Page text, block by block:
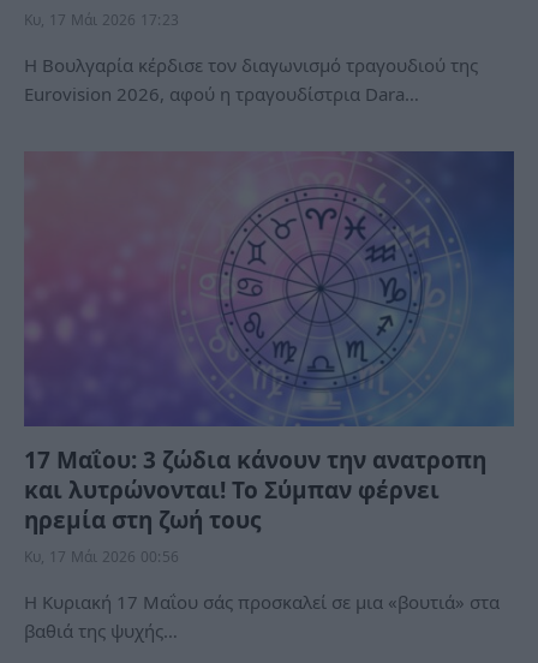
Κυ, 17 Μάι 2026 17:23
Η Βουλγαρία κέρδισε τον διαγωνισμό τραγουδιού της
Eurovision 2026, αφού η τραγουδίστρια Dara…
17 Μαΐου: 3 ζώδια κάνουν την ανατροπη
και λυτρώνονται! Το Σύμπαν φέρνει
ηρεμία στη ζωή τους
Κυ, 17 Μάι 2026 00:56
Η Κυριακή 17 Μαΐου σάς προσκαλεί σε μια «βουτιά» στα
βαθιά της ψυχής…